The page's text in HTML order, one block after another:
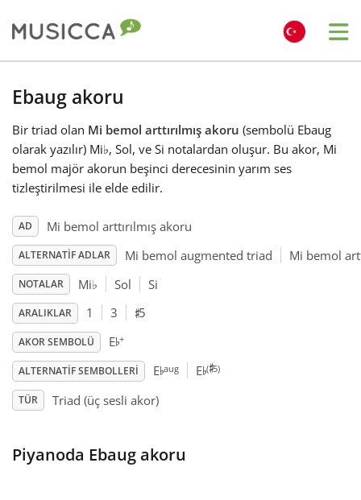
Български
Dansk
English
Español
Ebaug akoru
Bir triad olan Mi bemol arttırılmış akoru (sembolü Ebaug
olarak yazılır) Mi♭, Sol, ve Si notalardan oluşur. Bu akor, Mi
bemol majör akorun beşinci derecesinin yarım ses
tizleştirilmesi ile elde edilir.
AD Mi bemol arttırılmış akoru
ALTERNATIF ADLAR Mi bemol augmented triad Mi bemol
NOTALAR Mi♭ Sol Si
ARALIKLAR 1 3 ♯5
AKOR SEMBOLÜ E♭+
ALTERNATIF SEMBOLLERI E♭aug E♭(♯5)
TÜR Triad (üç sesli akor)
Piyanoda Ebaug akoru